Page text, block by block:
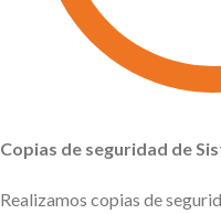
Copias de seguridad de
Realizamos copias de